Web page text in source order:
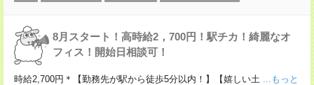
8月スタート！高時給2，700円！駅チカ！綺麗なオ
フィス！開始日相談可！
時給2,700円＊【勤務先が駅から徒歩5分以内！】【嬉しい土 ...もっと